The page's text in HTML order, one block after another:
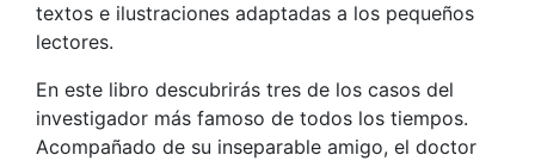
textos e ilustraciones adaptadas a los pequeños
lectores.
En este libro descubrirás tres de los casos del
investigador más famoso de todos los tiempos.
Acompañado de su inseparable amigo, el doctor